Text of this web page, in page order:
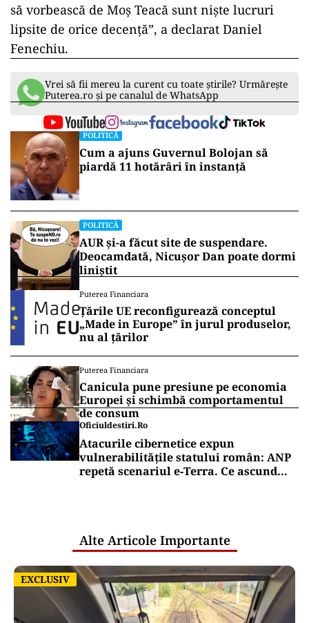
să vorbească de Moș Teacă sunt niște lucruri
lipsite de orice decență”, a declarat Daniel
Fenechiu.
Vrei să fii mereu la curent cu toate știrile? Urmărește
Puterea.ro și pe canalul de WhatsApp
POLITICĂ
Cum a ajuns Guvernul Bolojan să
piardă 11 hotărâri în instanță
POLITICĂ
AUR și-a făcut site de suspendare.
Deocamdată, Nicușor Dan poate dormi
liniștit
Puterea Financiara
Țările UE reconfigurează conceptul
„Made in Europe” în jurul produselor,
nu al țărilor
Puterea Financiara
Canicula pune presiune pe economia
Europei și schimbă comportamentul
de consum
Oficiuldestiri.ro
Atacurile cibernetice expun
vulnerabilitățile statului român: ANP
repetă scenariul e‑Terra. Ce ascund
Alte Articole Importante
EXCLUSIV
EXCLUSIV